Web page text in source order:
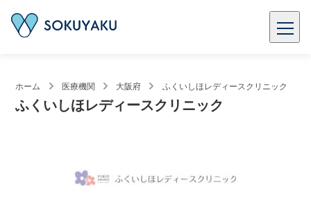
ホーム 医療機関 大阪府 ふくいしほレディースクリニック
ふくいしほレディースクリニック